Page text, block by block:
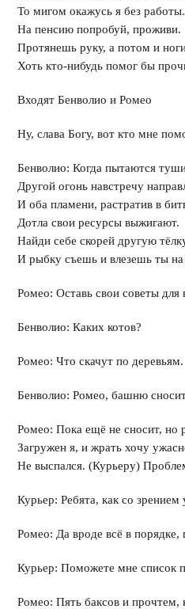
То мигом окажусь я без работы.
На пенсию попробуй, проживи.
Протянешь руку, а потом и
Хоть кто-нибудь помог бы
Входят Бенволио и Ромео
Ну, слава Богу, вот кто мне
Бенволио: Когда пытаются
Другой огонь навстречу
И оба пламени, растратив в
Дотла свои ресурсы выжигают.
Найди себе скорей другую
И рыбку съешь и влезешь ты на
Ромео: Оставь свои советы для
Бенволио: Каких котов?
Ромео: Что скачут по деревьям.
Бенволио: Ромео, башню
Ромео: Пока ещё не сносит, но
Загружен я, и жрать хочу
Не выспался. (Курьеру)
Курьер: Ребята, как со зрением
Ромео: Да вроде всё в порядке,
Курьер: Поможете мне список
Ромео: Пять баксов и прочтем,